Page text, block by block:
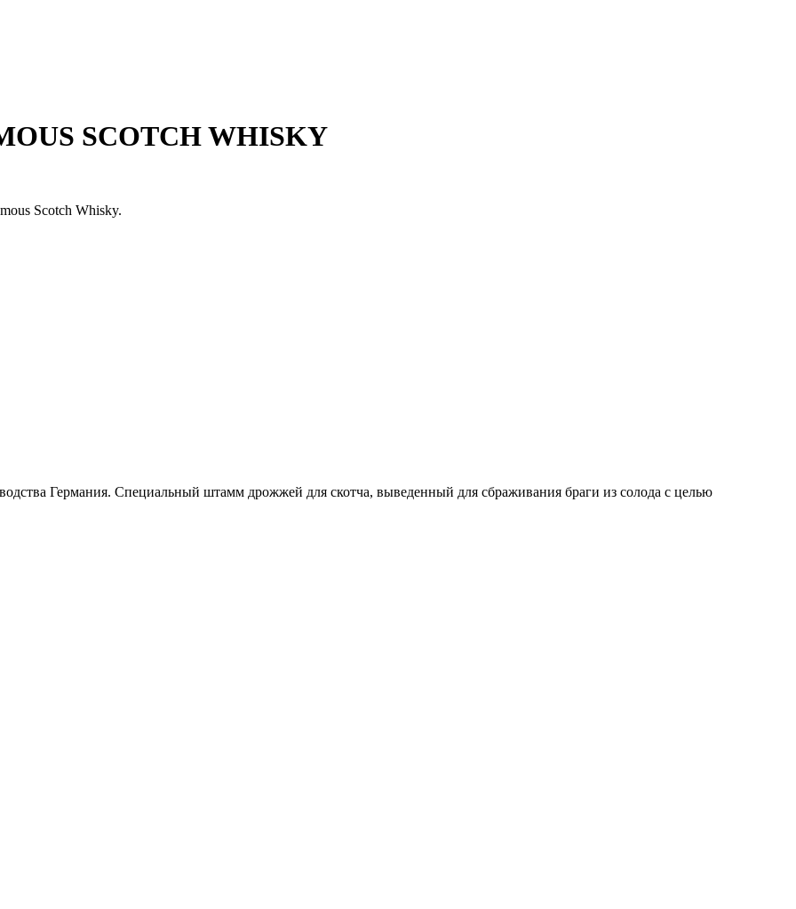
SCOTCH WHISKY
Scotch Whisky.
Германия. Специальный штамм дрожжей для скотча, выведенный для сбраживания браги из солода с целью